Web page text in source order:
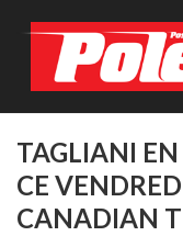
TAGLIANI
CE
CANADIAN